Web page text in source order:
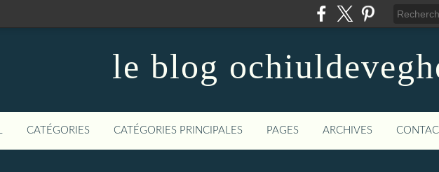
le blog
CATÉGORIES CATÉGORIES PRINCIPALES PAGES ARCHIVES